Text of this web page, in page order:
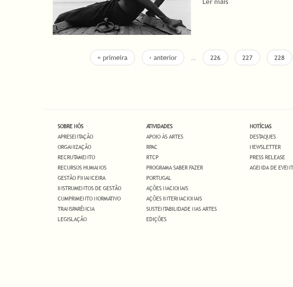
« primeira ‹ anterior … 226 227 228
SOBRE NÓS
APRESENTAÇÃO
ORGANIZAÇÃO
RECRUTAMENTO
RECURSOS HUMANOS
GESTÃO FINANCEIRA
INSTRUMENTOS DE GESTÃO
CUMPRIMENTO NORMATIVO
TRANSPARÊNCIA
LEGISLAÇÃO
ATIVIDADES
APOIO ÀS ARTES
RPAC
RTCP
PROGRAMA SABER FAZER
PORTUGAL
AÇÕES NACIONAIS
AÇÕES INTERNACIONAIS
SUSTENTABILIDADE NAS ARTES
EDIÇÕES
NOTÍCIAS
DESTAQUES
NEWSLETTER
PRESS RELEASE
AGENDA DE